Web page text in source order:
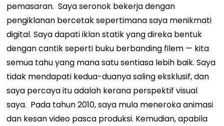
pemasaran. Saya seronok bekerja dengan
pengiklanan bercetak sepertimana saya menikmati
digital. Saya dapati iklan statik yang direka bentuk
dengan cantik seperti buku berbanding filem — kita
semua tahu yang mana satu sentiasa lebih baik. Saya
tidak mendapati kedua-duanya saling eksklusif, dan
saya percaya itu adalah kerana perspektif visual
saya. Pada tahun 2010, saya mula meneroka animasi
dan kesan video pasca produksi. Kemudian, apabila